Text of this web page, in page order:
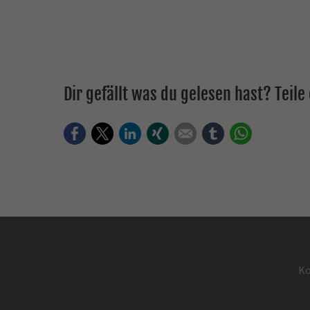
Dir gefällt was du gelesen hast?
FacebookTwitterLinkedInXing E-mail tumblr